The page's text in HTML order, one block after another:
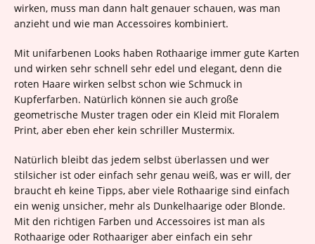
wirken, muss man dann halt genauer schauen, was man
anzieht und wie man Accessoires kombiniert.
Mit unifarbenen Looks haben Rothaarige immer gute Karten
und wirken sehr schnell sehr edel und elegant, denn die
roten Haare wirken selbst schon wie Schmuck in
Kupferfarben. Natürlich können sie auch große
geometrische Muster tragen oder ein Kleid mit Floralem
Print, aber eben eher kein schriller Mustermix.
Natürlich bleibt das jedem selbst überlassen und wer
stilsicher ist oder einfach sehr genau weiß, was er will, der
braucht eh keine Tipps, aber viele Rothaarige sind einfach
ein wenig unsicher, mehr als Dunkelhaarige oder Blonde.
Mit den richtigen Farben und Accessoires ist man als
Rothaarige oder Rothaariger aber einfach ein sehr